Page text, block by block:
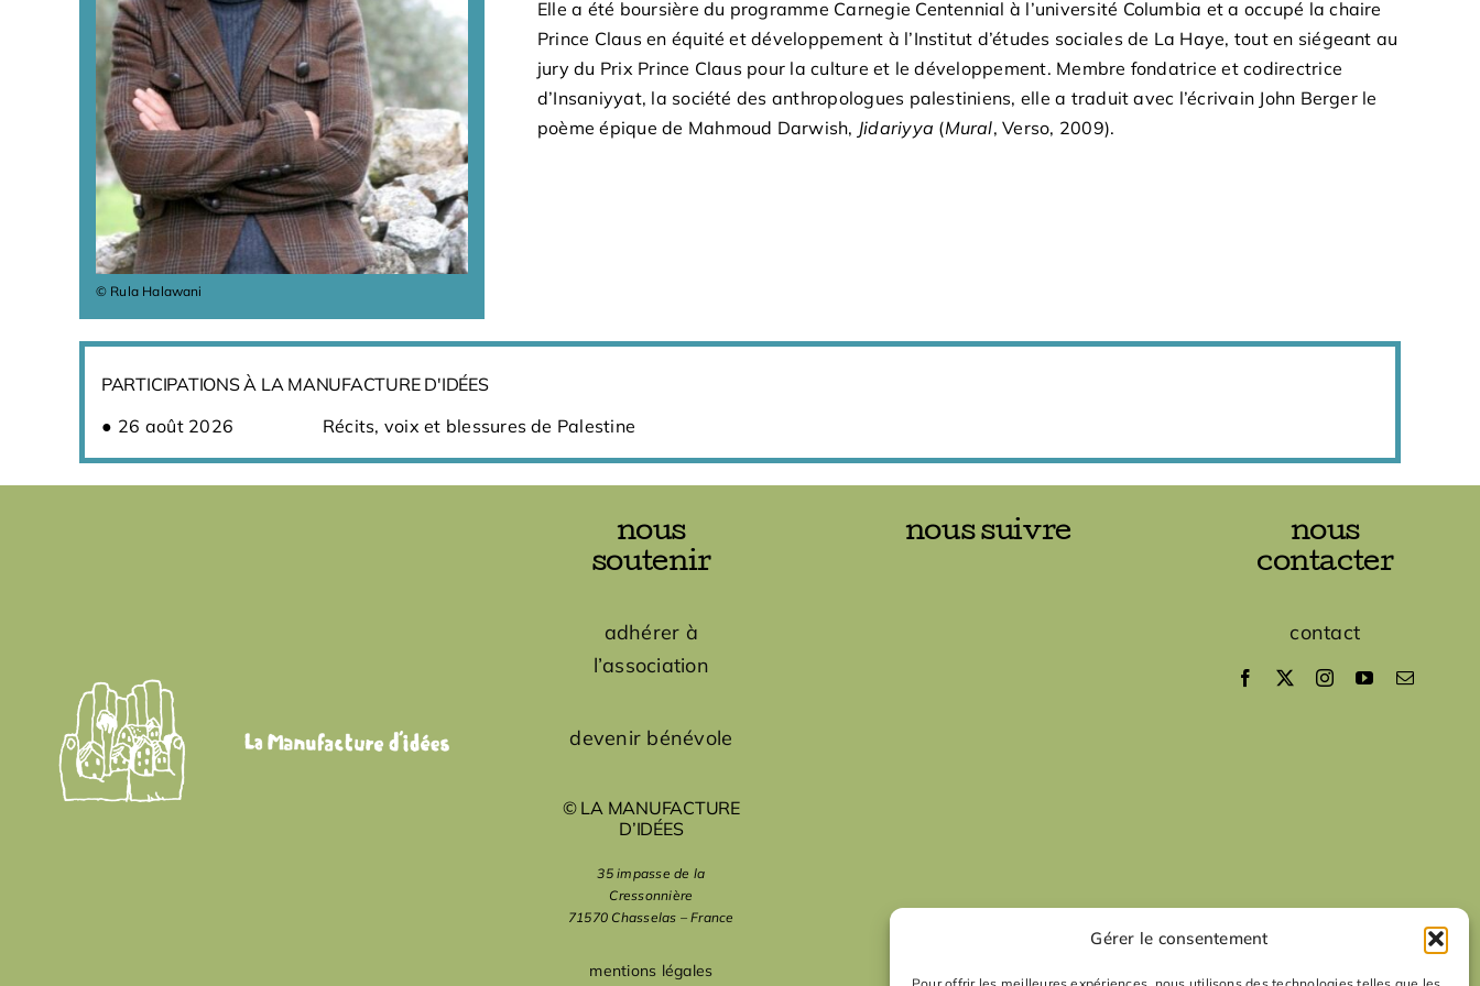
Gérer le consentement
© Rula Halawani
Elle a été boursière du programme Carnegie Centennial à l’université Columbia et a occupé la chaire
Prince Claus en équité et développement à l’Institut d’études sociales de La Haye, tout en siégeant au
jury du Prix Prince Claus pour la culture et le développement. Membre fondatrice et codirectrice
d’Insaniyyat, la société des anthropologues palestiniens, elle a traduit avec l’écrivain John Berger le
poème épique de Mahmoud Darwish, Jidariyya (Mural, Verso, 2009).
PARTICIPATIONS À LA MANUFACTURE D'IDÉES
26 août 2026
Récits, voix et blessures de Palestine
nous
soutenir
adhérer à
l’association
devenir bénévole
© LA MANUFACTURE
D’IDÉES
35 impasse de la
Cressonnière
71570 Chasselas – France
mentions légales
nous suivre
nous
contacter
contact